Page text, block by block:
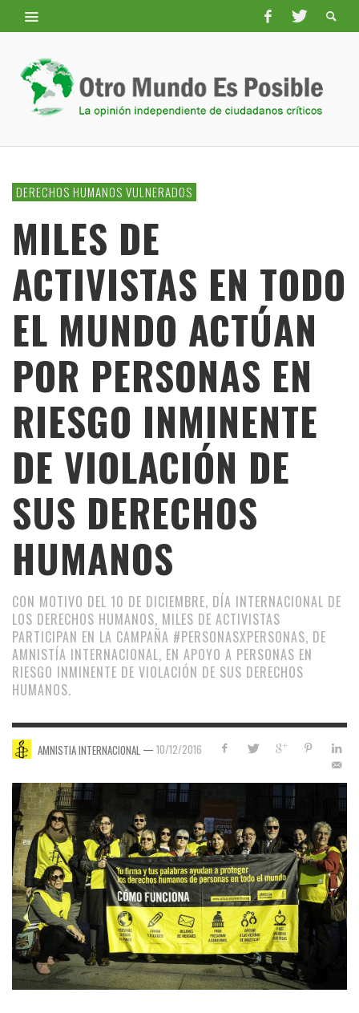
DERECHOS HUMANOS VULNERADOS
MILES DE
ACTIVISTAS EN TODO
EL MUNDO ACTÚAN
POR PERSONAS EN
RIESGO INMINENTE
DE VIOLACIÓN DE
SUS DERECHOS
HUMANOS
CON MOTIVO DEL 10 DE DICIEMBRE, DÍA INTERNACIONAL DE
LOS DERECHOS HUMANOS, MILES DE ACTIVISTAS
PARTICIPAN EN LA CAMPAÑA #PERSONASXPERSONAS, DE
AMNISTÍA INTERNACIONAL, EN APOYO A PERSONAS EN
RIESGO INMINENTE DE VIOLACIÓN DE SUS DERECHOS
HUMANOS.
AMNISTIA INTERNACIONAL — 10/12/2016